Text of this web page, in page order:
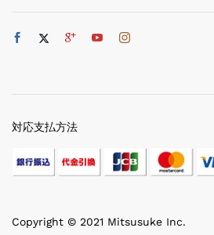
Copyright © 2021 Mitsusuke Inc.
対応支払方法